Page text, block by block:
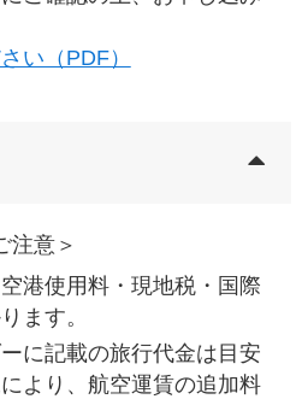
い（PDF）
注意＞
港使用料・現地税・国際
ます。
に記載の旅行代金は目安
より、航空運賃の追加料